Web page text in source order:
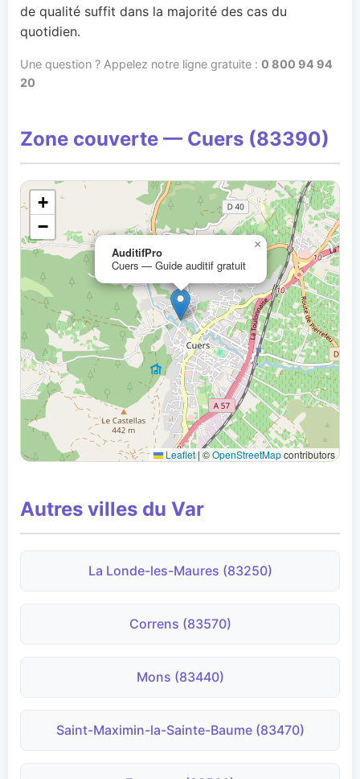
de qualité suffit dans la majorité des cas du
quotidien.
Une question ? Appelez notre ligne gratuite : 0 800 94 94
20
Zone couverte — Cuers (83390)
AuditifPro
Cuers — Guide auditif gratuit
×
+
−
Leaflet| ©OpenStreetMapcontributors
Autres villes du Var
La Londe-les-Maures (83250)
Correns (83570)
Mons (83440)
Saint-Maximin-la-Sainte-Baume (83470)